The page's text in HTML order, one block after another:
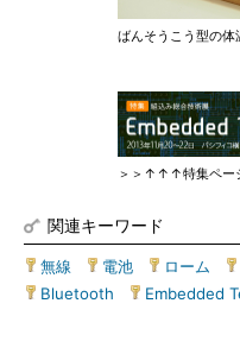
ばんそうこう型の体
＞＞↑↑↑特集ペー
関連キーワード
無線 電池 ローム
Bluetooth
Embedded